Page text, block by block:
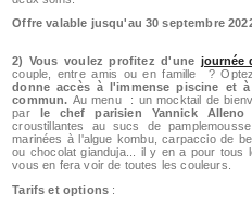
Offre valable jusqu'au 30 septembre
2) Vous voulez profitez d'une journée
couple, entre amis ou en famille ?
donne accès à l'immense piscine et
commun. Au menu : un mocktail de
par le chef parisien Yannick Alleno
croustillantes au sucs de
marinées à l'algue kombu, carpaccio de
ou chocolat gianduja... il y en a pour tous
vous en fera voir de toutes les couleurs.
Tarifs et options :